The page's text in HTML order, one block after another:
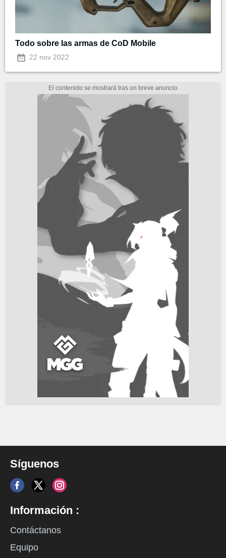
Todo sobre las armas de CoD Mobile
22 nov 2022
Síguenos
Información :
Contáctanos
Equipo